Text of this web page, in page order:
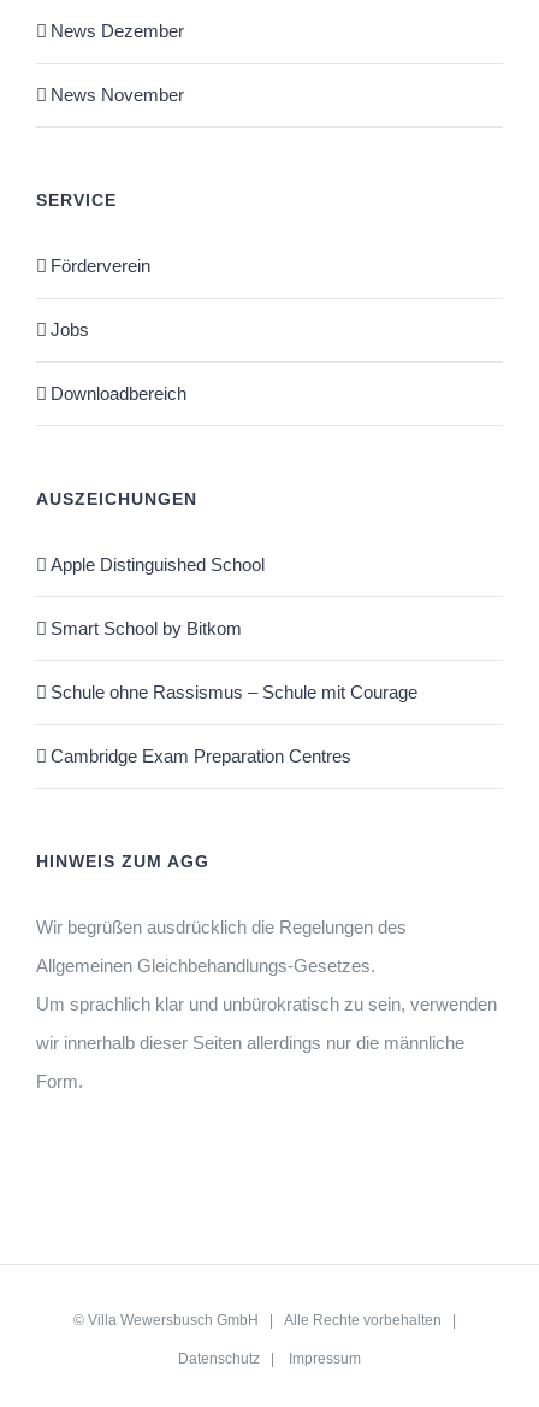
News Dezember
News November
SERVICE
Förderverein
Jobs
Downloadbereich
AUSZEICHUNGEN
Apple Distinguished School
Smart School by Bitkom
Schule ohne Rassismus – Schule mit Courage
Cambridge Exam Preparation Centres
HINWEIS ZUM AGG
Wir begrüßen ausdrücklich die Regelungen des
Allgemeinen Gleichbehandlungs-Gesetzes.
Um sprachlich klar und unbürokratisch zu sein, verwenden
wir innerhalb dieser Seiten allerdings nur die männliche
Form.
© Villa Wewersbusch GmbH | Alle Rechte vorbehalten |
Datenschutz Impressum